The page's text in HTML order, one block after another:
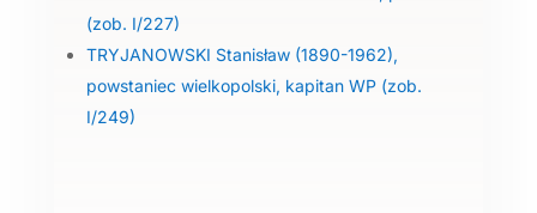
(zob. I/227)
TRYJANOWSKI Stanisław (1890-1962),
powstaniec wielkopolski, kapitan WP (zob.
I/249)